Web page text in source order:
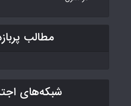
مطالب
شبکه‌های